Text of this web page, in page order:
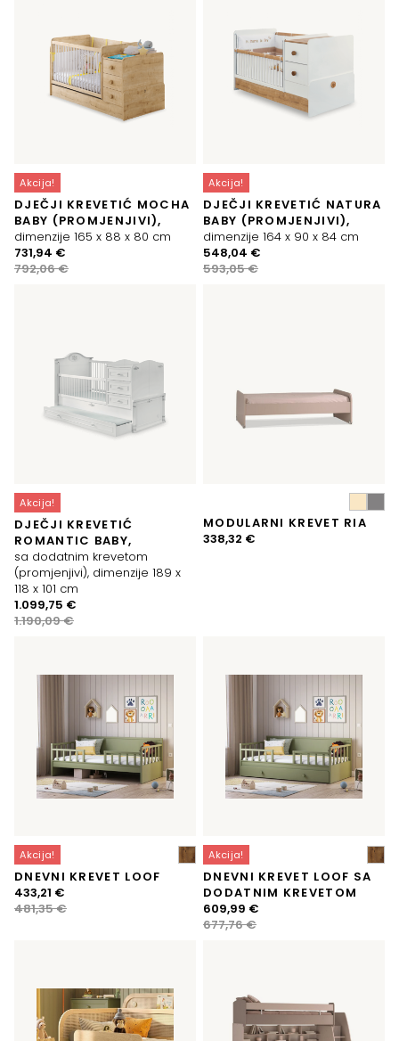
Akcija!
DJEČJI KREVETIĆ MOCHA
BABY (PROMJENJIVI),
dimenzije 165 x 88 x 80 cm
792,06€
Izvorna
cijena
731,94 €
Trenutna
cijena
Akcija!
DJEČJI KREVETIĆ NATURA
BABY (PROMJENJIVI),
dimenzije 164 x 90 x 84 cm
593,05€
Izvorna
cijena
548,04 €
Trenutna
cijena
Akcija!
DJEČJI KREVETIĆ
ROMANTIC BABY,
sa dodatnim krevetom
(promjenjivi), dimenzije 189 x
118 x 101 cm
1.190,09€
Izvorna
cijena
1.099,75 €
Trenutna
cijena
MODULARNI KREVET RIA
338,32 €
Akcija!
DNEVNI KREVET LOOF
481,35€
Izvorna
cijena
433,21 €
Trenutna
cijena
Akcija!
DNEVNI KREVET LOOF SA
DODATNIM KREVETOM
677,76€
Izvorna
cijena
609,99 €
Trenutna
cijena